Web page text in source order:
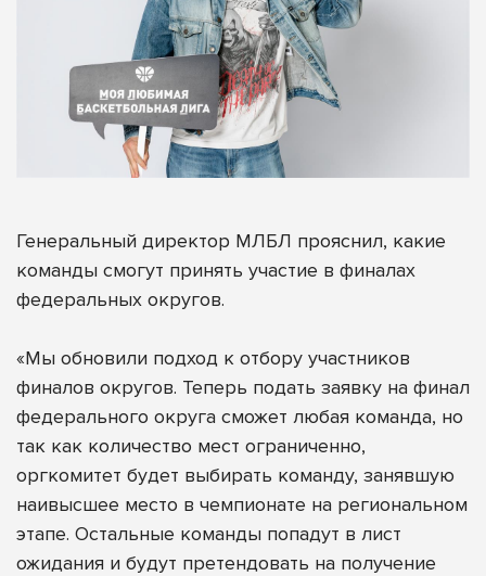
Генеральный директор МЛБЛ прояснил, какие
команды смогут принять участие в финалах
федеральных округов.
«Мы обновили подход к отбору участников
финалов округов. Теперь подать заявку на финал
федерального округа сможет любая команда, но
так как количество мест ограниченно,
оргкомитет будет выбирать команду, занявшую
наивысшее место в чемпионате на региональном
этапе. Остальные команды попадут в лист
ожидания и будут претендовать на получение